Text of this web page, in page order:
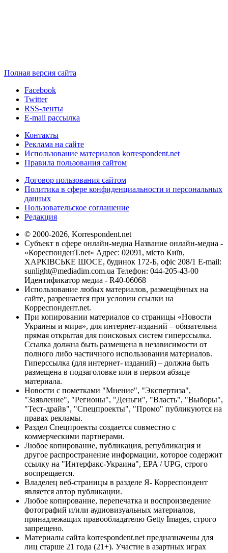
Полная версия сайта
Facebook
Twitter
RSS-ленты
E-mail рассылка
Контакты
Реклама на сайте
Использование материалов korrespondent.net
Правила пользования сайтом
Договор пользования сайтом
Политика в сфере конфиденциальности и персональных
данных
Пользовательское соглашение
Редакция
© 2000-2026, Korrespondent.net
Субъект в сфере онлайн-медиа Название онлайн-медиа -
«КореспонденТ.net» Адрес: 02091, місто Київ,
ХАРКІВСЬКЕ ШОСЕ, будинок 172-Б, офіс 208/1 E-mail:
sunlight@mediadim.com.ua Телефон: 044-205-43-00
Идентификатор медиа - R40-06068
Использование любых материалов, размещённых на
сайте, разрешается при условии ссылки на
Корреспондент.net.
При копировании материалов со страницы «Новости
Украины и мира», для интернет-изданий – обязательна
прямая открытая для поисковых систем гиперссылка.
Ссылка должна быть размещена в независимости от
полного либо частичного использования материалов.
Гиперссылка (для интернет- изданий) – должна быть
размещена в подзаголовке или в первом абзаце
материала.
Новости с пометками "Мнение", "Экспертиза",
"Заявление", "Регионы", "Деньги", "Власть", "Выборы",
"Тест-драйв", "Спецпроекты", "Промо" публикуются на
правах рекламы.
Раздел Спецпроекты создается совместно с
коммерческими партнерами.
Любое копирование, публикация, републикация и
другое распространение информации, которое содержит
ссылку на "Интерфакс-Украина", EPA / UPG, строго
воспрещается.
Владелец веб-страницы в разделе Я- Корреспондент
является автор публикации.
Любое копирование, перепечатка и воспроизведение
фотографий и/или аудиовизуальных материалов,
принадлежащих правообладателю Getty Images, строго
запрещено.
Материалы сайта korrespondent.net предназначены для
лиц старше 21 года (21+). Участие в азартных играх